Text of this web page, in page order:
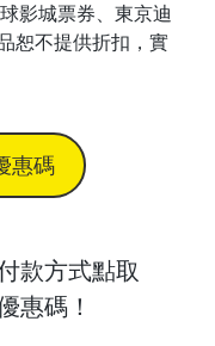
影城票券、東京迪
恕不提供折扣，實
惠碼
款方式點取
惠碼！